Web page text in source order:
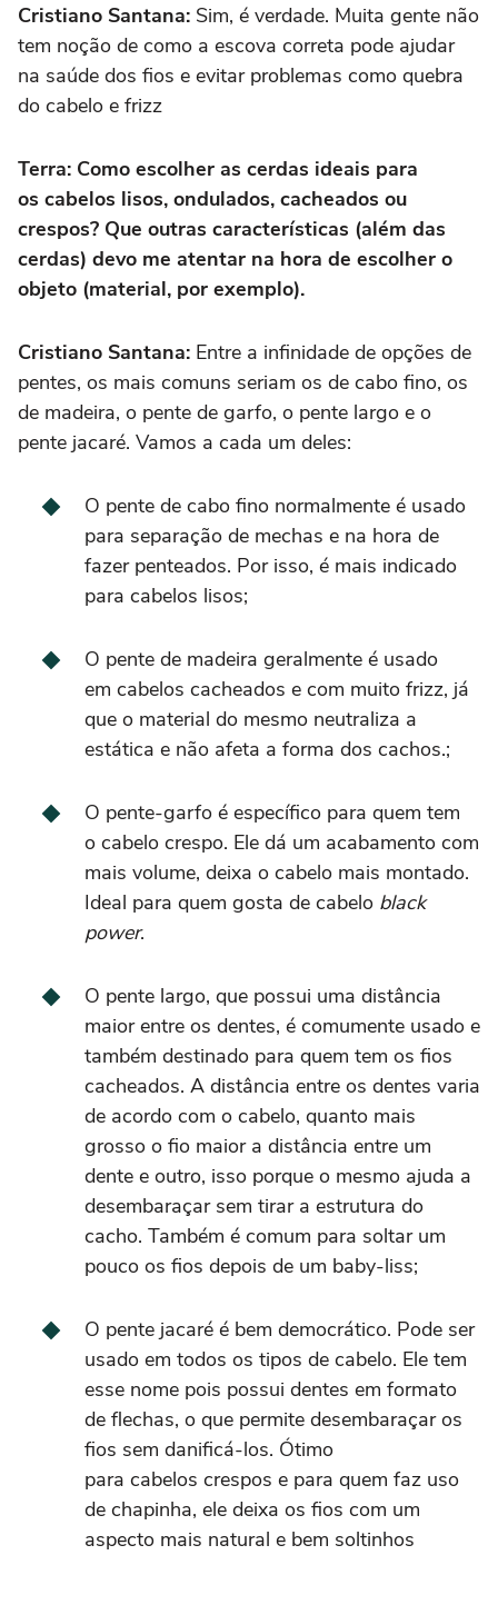
Cristiano Santana: Sim, é verdade. Muita gente não
tem noção de como a escova correta pode ajudar
na saúde dos fios e evitar problemas como quebra
do cabelo e frizz
Terra: Como escolher as cerdas ideais para
os cabelos lisos, ondulados, cacheados ou
crespos? Que outras características (além das
cerdas) devo me atentar na hora de escolher o
objeto (material, por exemplo).
Cristiano Santana: Entre a infinidade de opções de
pentes, os mais comuns seriam os de cabo fino, os
de madeira, o pente de garfo, o pente largo e o
pente jacaré. Vamos a cada um deles:
O pente de cabo fino normalmente é usado
para separação de mechas e na hora de
fazer penteados. Por isso, é mais indicado
para cabelos lisos;
O pente de madeira geralmente é usado
em cabelos cacheados e com muito frizz, já
que o material do mesmo neutraliza a
estática e não afeta a forma dos cachos.;
O pente-garfo é específico para quem tem
o cabelo crespo. Ele dá um acabamento com
mais volume, deixa o cabelo mais montado.
Ideal para quem gosta de cabelo black
power.
O pente largo, que possui uma distância
maior entre os dentes, é comumente usado e
também destinado para quem tem os fios
cacheados. A distância entre os dentes varia
de acordo com o cabelo, quanto mais
grosso o fio maior a distância entre um
dente e outro, isso porque o mesmo ajuda a
desembaraçar sem tirar a estrutura do
cacho. Também é comum para soltar um
pouco os fios depois de um baby-liss;
O pente jacaré é bem democrático. Pode ser
usado em todos os tipos de cabelo. Ele tem
esse nome pois possui dentes em formato
de flechas, o que permite desembaraçar os
fios sem danificá-los. Ótimo
para cabelos crespos e para quem faz uso
de chapinha, ele deixa os fios com um
aspecto mais natural e bem soltinhos